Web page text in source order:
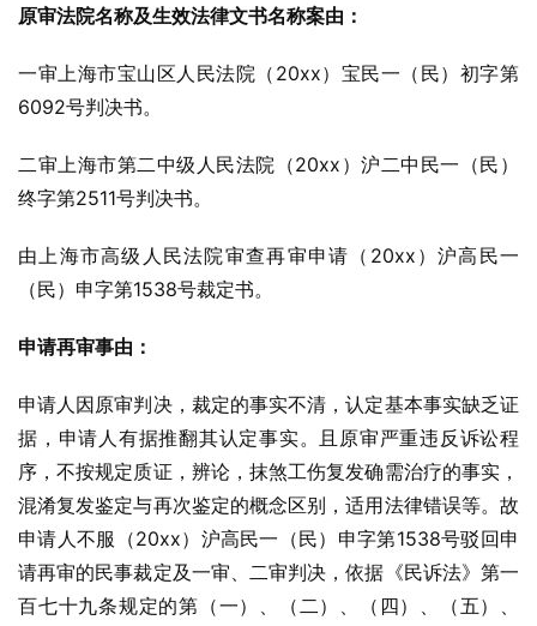
原审法院名称及生效法律文书名称案由：
一审上海市宝山区人民法院（20xx）宝民一（民）初字第
6092号判决书。
二审上海市第二中级人民法院（20xx）沪二中民一（民）
终字第2511号判决书。
由上海市高级人民法院审查再审申请（20xx）沪高民一
（民）申字第1538号裁定书。
申请再审事由：
申请人因原审判决，裁定的事实不清，认定基本事实缺乏证
据，申请人有据推翻其认定事实。且原审严重违反诉讼程
序，不按规定质证，辨论，抹煞工伤复发确需治疗的事实，
混淆复发鉴定与再次鉴定的概念区别，适用法律错误等。故
申请人不服（20xx）沪高民一（民）申字第1538号驳回申
请再审的民事裁定及一审、二审判决，依据《民诉法》第一
百七十九条规定的第（一）、（二）、（四）、（五）、